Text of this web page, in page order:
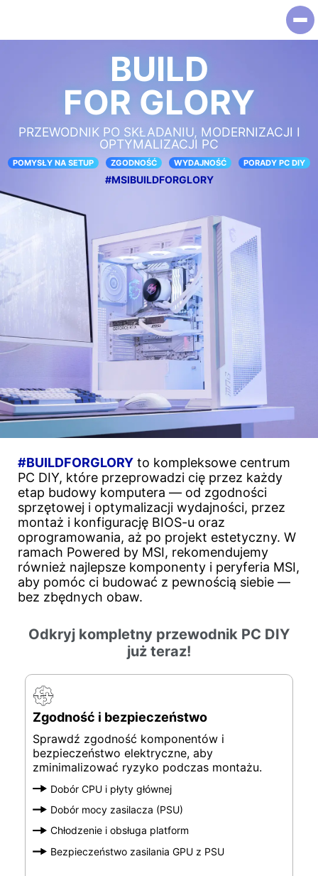
BUILD
FOR GLORY
PRZEWODNIK PO SKŁADANIU, MODERNIZACJI I
OPTYMALIZACJI PC
POMYSŁY NA SETUP ZGODNOŚĆ WYDAJNOŚĆ PORADY PC DIY
#MSIBUILDFORGLORY
#BUILDFORGLORY to kompleksowe centrum
PC DIY, które przeprowadzi cię przez każdy
etap budowy komputera — od zgodności
sprzętowej i optymalizacji wydajności, przez
montaż i konfigurację BIOS-u oraz
oprogramowania, aż po projekt estetyczny. W
ramach Powered by MSI, rekomendujemy
również najlepsze komponenty i peryferia MSI,
aby pomóc ci budować z pewnością siebie —
bez zbędnych obaw.
Odkryj kompletny przewodnik PC DIY
już teraz!
Zgodność i bezpieczeństwo
Sprawdź zgodność komponentów i
bezpieczeństwo elektryczne, aby
zminimalizować ryzyko podczas montażu.
Dobór CPU i płyty głównej
Dobór mocy zasilacza (PSU)
Chłodzenie i obsługa platform
Bezpieczeństwo zasilania GPU z PSU